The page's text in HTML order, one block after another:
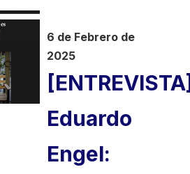
6 de Febrero de
2025
Eduardo
Engel: